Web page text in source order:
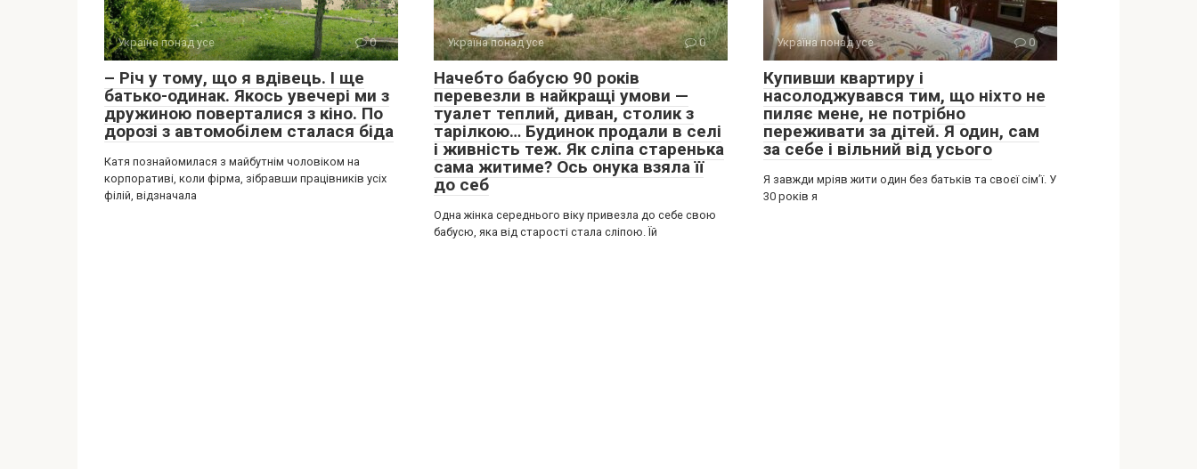
Україна понад усе 0
– Річ у тому, що я вдівець. І ще
батько-одинак. Якось увечері ми з
дружиною поверталися з кіно. По
дорозі з автомобілем сталася біда
Катя познайомилася з майбутнім чоловіком на
корпоративі, коли фірма, зібравши працівників усіх
філій, відзначала
Україна понад усе 0
Начебто бабусю 90 років
перевезли в найкращі умови —
туалет теплий, диван, столик з
тарілкою… Будинок продали в селі
і живність теж. Як сліпа старенька
сама житиме? Ось онука взяла її
до себ
Одна жінка середнього віку привезла до себе свою
бабусю, яка від старості стала сліпою. Їй
Україна понад усе 0
Купивши квартиру і
насолоджувався тим, що ніхто не
пиляє мене, не потрібно
переживати за дітей. Я один, сам
за себе і вільний від усього
Я завжди мріяв жити один без батьків та своєї сім’ї. У
30 років я